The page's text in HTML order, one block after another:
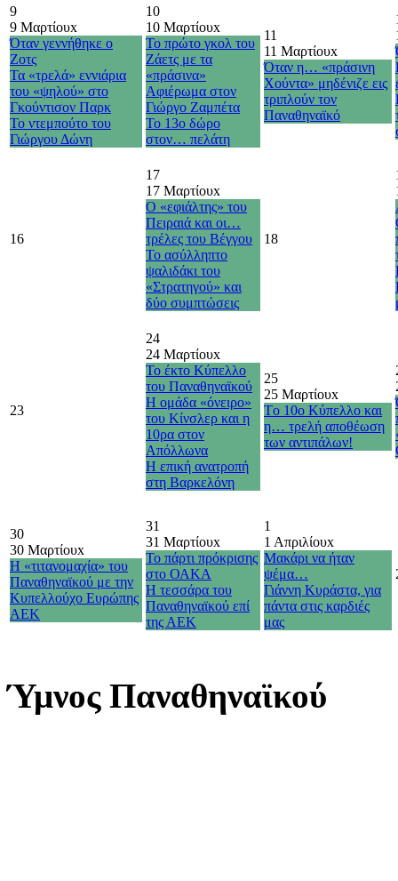
9
9 Μαρτίουx
Όταν γεννήθηκε ο
Ζοτς
Τα «τρελά» εννιάρια
του «ψηλού» στο
Γκούντισον Παρκ
Το ντεμπούτο του
Γιώργου Δώνη
10
10 Μαρτίουx
Το πρώτο γκολ του
Ζάετς με τα
«πράσινα»
Αφιέρωμα στον
Γιώργο Ζαμπέτα
Το 13ο δώρο
στον… πελάτη
11
11 Μαρτίουx
Όταν η… «πράσινη
Χούντα» μηδένιζε εις
τριπλούν τον
Παναθηναϊκό
16
17
17 Μαρτίουx
Ο «εφιάλτης» του
Πειραιά και οι…
τρέλες του Βέγγου
Το ασύλληπτο
ψαλιδάκι του
«Στρατηγού» και
δύο συμπτώσεις
18
23
24
24 Μαρτίουx
Το έκτο Κύπελλο
του Παναθηναϊκού
Η ομάδα «όνειρο»
του Κίνσλερ και η
10ρα στον
Απόλλωνα
H επική ανατροπή
στη Βαρκελόνη
25
25 Μαρτίουx
Τo 10o Κύπελλο και
η… τρελή αποθέωση
των αντιπάλων!
30
30 Μαρτίουx
Η «τιτανομαχία» του
Παναθηναϊκού με την
Κυπελλούχο Ευρώπης
ΑΕΚ
31
31 Μαρτίουx
Το πάρτι πρόκρισης
στο ΟΑΚΑ
Η τεσσάρα του
Παναθηναϊκού επί
της ΑΕΚ
1
1 Απριλίουx
Μακάρι να ήταν
ψέμα…
Γιάννη Κυράστα, για
πάντα στις καρδιές
μας
Ύμνος Παναθηναϊκού